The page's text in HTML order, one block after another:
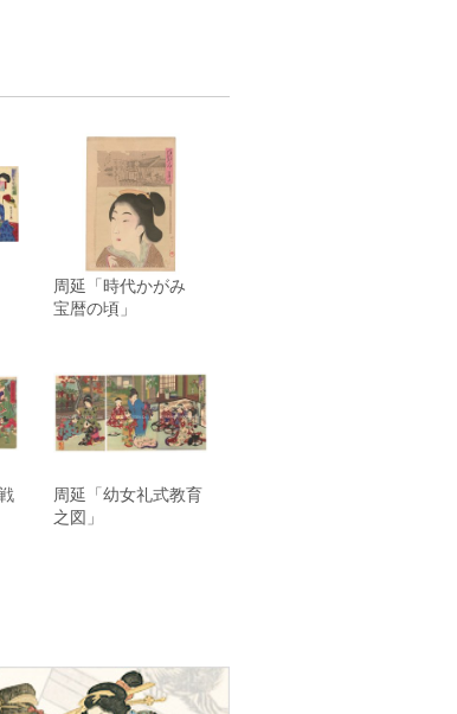
周延「時代かがみ
宝暦の頃」
周延「幼女礼式教育
之図」